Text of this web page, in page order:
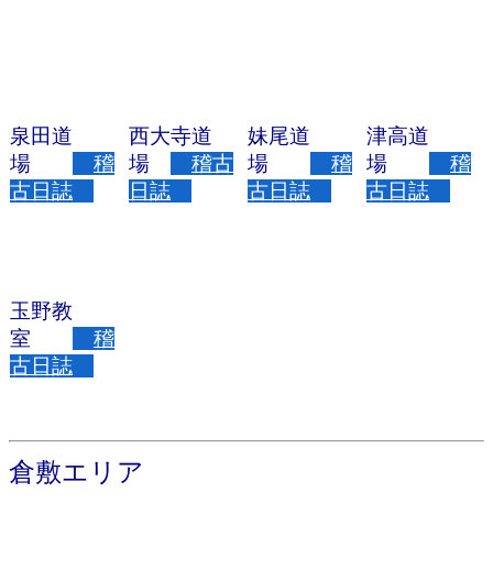
泉田道
場
稽
古日誌
西大寺道
場
稽古
日誌
妹尾道
場
稽
古日誌
津高道
場
稽
古日誌
玉野教
室
稽
古日誌
倉敷エリア